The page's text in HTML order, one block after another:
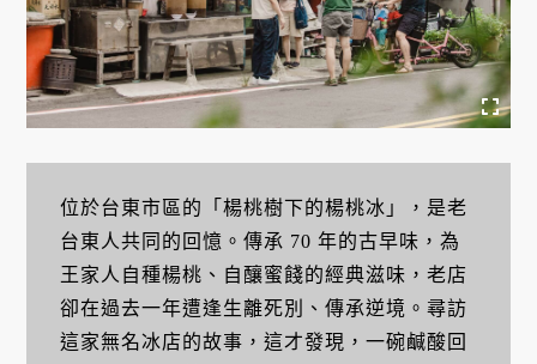
位於台東市區的「楊桃樹下的楊桃冰」，是老
台東人共同的回憶。傳承 70 年的古早味，為
王家人自種楊桃、自釀蜜餞的經典滋味，老店
卻在過去一年遭逢生離死別、傳承逆境。尋訪
這家無名冰店的故事，這才發現，一碗鹹酸回